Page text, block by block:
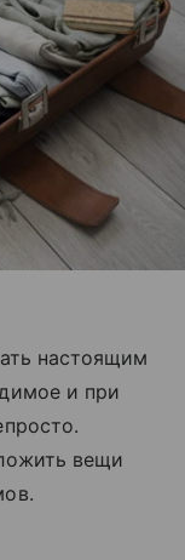
настоящим
и при
вещи